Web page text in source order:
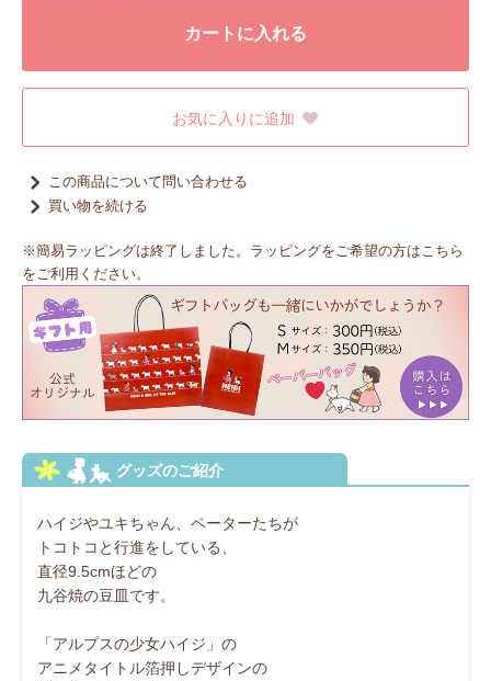
カートに入れる
お気に入りに追加
この商品について問い合わせる
買い物を続ける
※簡易ラッピングは終了しました。ラッピングをご希望の方はこちら
をご利用ください。
ハイジやユキちゃん、ペーターたちが
トコトコと行進をしている、
直径9.5cmほどの
九谷焼の豆皿です。
「アルプスの少女ハイジ」の
アニメタイトル箔押しデザインの